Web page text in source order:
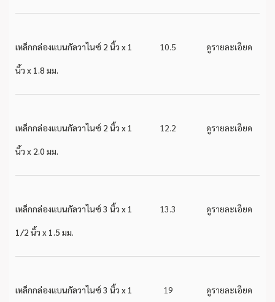
เหล็กกล่องแบนกัลวาไนซ์ 2 นิ้ว x 1
นิ้ว x 1.8 มม.
10.5 ดูรายละเอียด
เหล็กกล่องแบนกัลวาไนซ์ 2 นิ้ว x 1
นิ้ว x 2.0 มม.
12.2 ดูรายละเอียด
เหล็กกล่องแบนกัลวาไนซ์ 3 นิ้ว x 1
1/2 นิ้ว x 1.5 มม.
13.3 ดูรายละเอียด
เหล็กกล่องแบนกัลวาไนซ์ 3 นิ้ว x 1 19 ดูรายละเอียด